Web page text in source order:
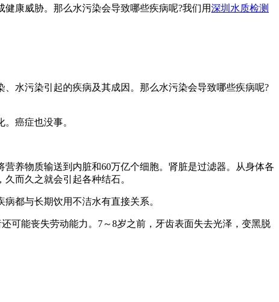
康威胁。那么水污染会导致哪些疾病呢?我们用深圳水质检测
水污染引起的疾病及其成因。那么水污染会导致哪些疾病呢?
癌症也没事。
养物质输送到内脏和60万亿个细胞。肾脏是过滤器。从身体各
而久之就会引起各种结石。
都与长期饮用不洁水有直接关系。
能丧失劳动能力。7～8岁之前，牙齿表面失去光泽，变黑脱